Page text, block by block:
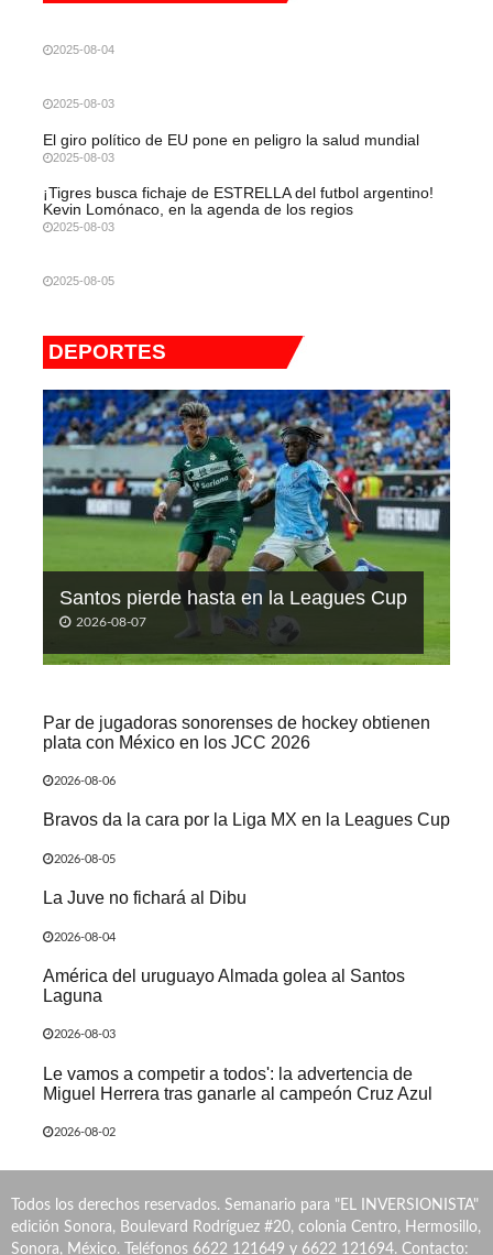
2025-08-04
2025-08-03
El giro político de EU pone en peligro la salud mundial
2025-08-03
¡Tigres busca fichaje de ESTRELLA del futbol argentino!
Kevin Lomónaco, en la agenda de los regios
2025-08-03
2025-08-05
DEPORTES
Santos pierde hasta en la Leagues Cup
2026-08-07
Par de jugadoras sonorenses de hockey obtienen
plata con México en los JCC 2026
2026-08-06
Bravos da la cara por la Liga MX en la Leagues Cup
2026-08-05
La Juve no fichará al Dibu
2026-08-04
América del uruguayo Almada golea al Santos
Laguna
2026-08-03
Le vamos a competir a todos': la advertencia de
Miguel Herrera tras ganarle al campeón Cruz Azul
2026-08-02
Todos los derechos reservados. Semanario para "EL INVERSIONISTA"
edición Sonora, Boulevard Rodríguez #20, colonia Centro, Hermosillo,
Sonora, México. Teléfonos 6622 121649 y 6622 121694. Contacto: